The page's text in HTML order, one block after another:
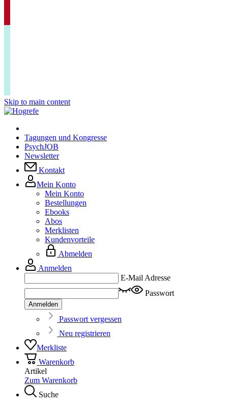
Skip to main content
Tagungen und Kongresse
PsychJOB
Newsletter
Kontakt
Mein Konto
Mein Konto
Bestellungen
Ebooks
Abos
Merklisten
Kundenvorteile
Abmelden
Anmelden
E-Mail Adresse
Passwort
Anmelden
Passwort vergessen
Neu registrieren
Merkliste
Warenkorb
Artikel
Zum Warenkorb
Suche